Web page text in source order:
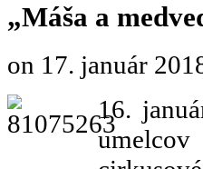
„Máša a
on 17. január
16.
umelcov